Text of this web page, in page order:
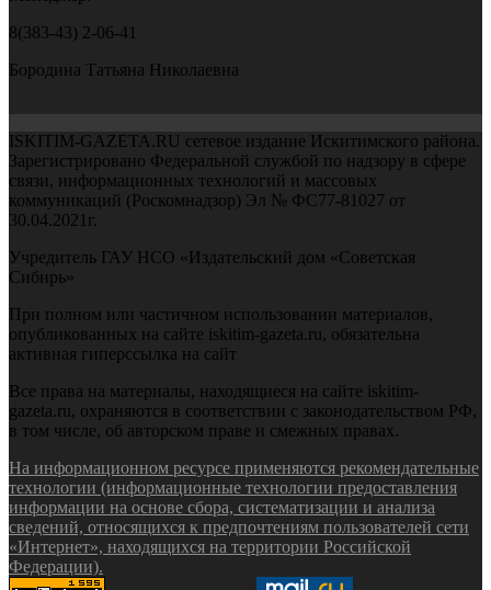
8(383-43) 2-06-41
Бородина Татьяна Николаевна
ISKITIM-GAZETA.RU сетевое издание Искитимского района.
Зарегистрировано Федеральной службой по надзору в сфере
связи, информационных технологий и массовых
коммуникаций (Роскомнадзор) Эл № ФС77-81027 от
30.04.2021г.
Учредитель ГАУ НСО «Издательский дом «Советская
Сибирь»
При полном или частичном использовании материалов,
опубликованных на сайте iskitim-gazeta.ru, обязательна
активная гиперссылка на сайт
Все права на материалы, находящиеся на сайте iskitim-
gazeta.ru, охраняются в соответствии с законодательством РФ,
в том числе, об авторском праве и смежных правах.
На информационном ресурсе применяются рекомендательные
технологии (информационные технологии предоставления
информации на основе сбора, систематизации и анализа
сведений, относящихся к предпочтениям пользователей сети
«Интернет», находящихся на территории Российской
Федерации).